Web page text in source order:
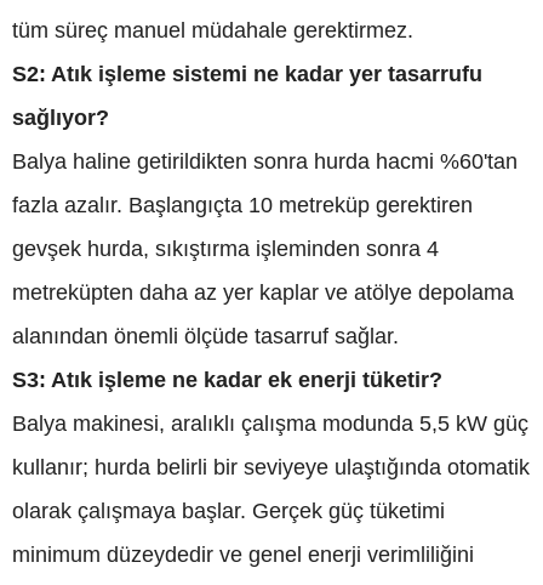
tüm süreç manuel müdahale gerektirmez.
S2: Atık işleme sistemi ne kadar yer tasarrufu
sağlıyor?
Balya haline getirildikten sonra hurda hacmi %60'tan
fazla azalır. Başlangıçta 10 metreküp gerektiren
gevşek hurda, sıkıştırma işleminden sonra 4
metreküpten daha az yer kaplar ve atölye depolama
alanından önemli ölçüde tasarruf sağlar.
S3: Atık işleme ne kadar ek enerji tüketir?
Balya makinesi, aralıklı çalışma modunda 5,5 kW güç
kullanır; hurda belirli bir seviyeye ulaştığında otomatik
olarak çalışmaya başlar. Gerçek güç tüketimi
minimum düzeydedir ve genel enerji verimliliğini